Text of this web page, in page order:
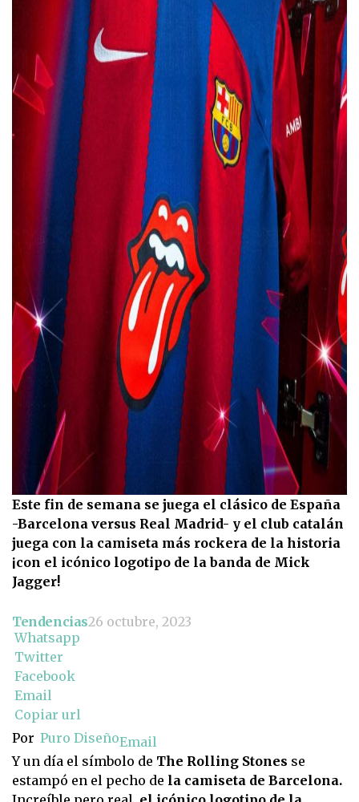
Este fin de semana se juega el clásico de España
-Barcelona versus Real Madrid- y el club catalán
juega con la camiseta más rockera de la historia
¡con el icónico logotipo de la banda de Mick
Jagger!
Tendencias26 octubre, 2023
Whatsapp
Twitter
Facebook
Email
Copiar url
Por Puro DiseñoEmail
Y un día el símbolo de The Rolling Stones se
estampó en el pecho de la camiseta de Barcelona.